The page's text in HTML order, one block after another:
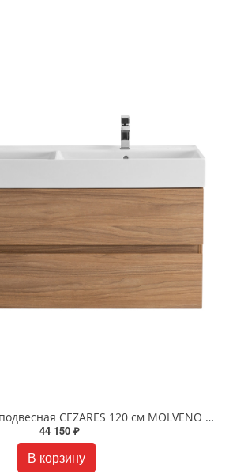
Тумба с раковиной подвесная CEZARES 120 см MOLVENO 46-120-2C-SO-2-NC Noce Chiaro
44 150 ₽
В корзину